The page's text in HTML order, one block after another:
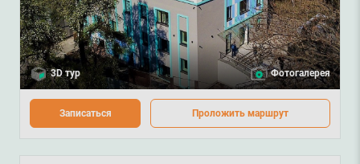
3D тур Фотогалерея
Записаться Проложить маршрут